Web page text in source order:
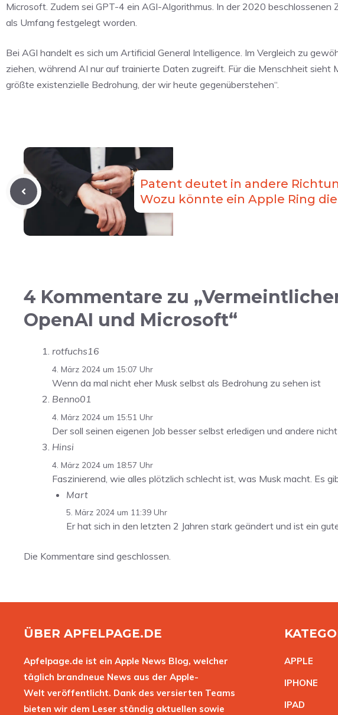
Microsoft. Zudem sei GPT-4 ein AGI-Algorithmus. In der 2020
als Umfang festgelegt worden.
Bei AGI handelt es sich um Artificial General Intelligence. Im Vergleich zu
ziehen, während AI nur auf trainierte Daten zugreift. Für die Menschheit sieht
größte existenzielle Bedrohung, der wir heute gegenüberstehen“.
Patent deutet in andere
Wozu könnte ein Apple Ring
4 Kommentare zu
OpenAI und Microsoft“
rotfuchs16
4. März 2024 um 15:07 Uhr
Wenn da mal nicht eher Musk selbst als Bedrohung zu sehen ist
Benno01
4. März 2024 um 15:51 Uhr
Der soll seinen eigenen Job besser selbst erledigen und andere
Hinsi
4. März 2024 um 18:57 Uhr
Faszinierend, wie alles plötzlich schlecht ist, was Musk macht. Es
Mart
5. März 2024 um 11:39 Uhr
Er hat sich in den letzten 2 Jahren stark geändert und ist ein
Die Kommentare sind geschlossen.
ÜBER APFELPAGE.DE
Apfelpage.de ist ein Apple News Blog, welcher
täglich brandneue News aus der Apple-
Welt veröffentlicht. Dank des versierten Teams
bieten wir dem Leser ständig aktuellen sowie
APPLE
IPHONE
IPAD